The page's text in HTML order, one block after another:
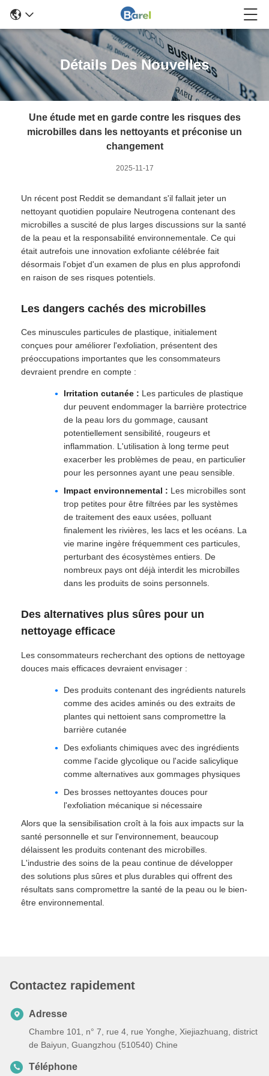
Détails Des Nouvelles
Une étude met en garde contre les risques des
microbilles dans les nettoyants et préconise un
changement
2025-11-17
Un récent post Reddit se demandant s'il fallait jeter un
nettoyant quotidien populaire Neutrogena contenant des
microbilles a suscité de plus larges discussions sur la santé
de la peau et la responsabilité environnementale. Ce qui
était autrefois une innovation exfoliante célébrée fait
désormais l'objet d'un examen de plus en plus approfondi
en raison de ses risques potentiels.
Les dangers cachés des microbilles
Ces minuscules particules de plastique, initialement
conçues pour améliorer l'exfoliation, présentent des
préoccupations importantes que les consommateurs
devraient prendre en compte :
Irritation cutanée : Les particules de plastique
dur peuvent endommager la barrière protectrice
de la peau lors du gommage, causant
potentiellement sensibilité, rougeurs et
inflammation. L'utilisation à long terme peut
exacerber les problèmes de peau, en particulier
pour les personnes ayant une peau sensible.
Impact environnemental : Les microbilles sont
trop petites pour être filtrées par les systèmes
de traitement des eaux usées, polluant
finalement les rivières, les lacs et les océans. La
vie marine ingère fréquemment ces particules,
perturbant des écosystèmes entiers. De
nombreux pays ont déjà interdit les microbilles
dans les produits de soins personnels.
Des alternatives plus sûres pour un
nettoyage efficace
Les consommateurs recherchant des options de nettoyage
douces mais efficaces devraient envisager :
Des produits contenant des ingrédients naturels
comme des acides aminés ou des extraits de
plantes qui nettoient sans compromettre la
barrière cutanée
Des exfoliants chimiques avec des ingrédients
comme l'acide glycolique ou l'acide salicylique
comme alternatives aux gommages physiques
Des brosses nettoyantes douces pour
l'exfoliation mécanique si nécessaire
Alors que la sensibilisation croît à la fois aux impacts sur la
santé personnelle et sur l'environnement, beaucoup
délaissent les produits contenant des microbilles.
L'industrie des soins de la peau continue de développer
des solutions plus sûres et plus durables qui offrent des
résultats sans compromettre la santé de la peau ou le bien-
être environnemental.
Contactez rapidement
Adresse
Chambre 101, n° 7, rue 4, rue Yonghe, Xiejiazhuang, district
de Baiyun, Guangzhou (510540) Chine
Téléphone